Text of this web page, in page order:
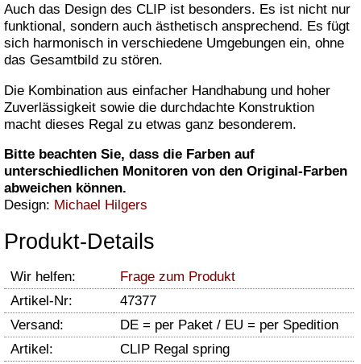
Auch das Design des CLIP ist besonders. Es ist nicht nur
funktional, sondern auch ästhetisch ansprechend. Es fügt
sich harmonisch in verschiedene Umgebungen ein, ohne
das Gesamtbild zu stören.
Die Kombination aus einfacher Handhabung und hoher
Zuverlässigkeit sowie die durchdachte Konstruktion
macht dieses Regal zu etwas ganz besonderem.
Bitte beachten Sie, dass die Farben auf
unterschiedlichen Monitoren von den Original-Farben
abweichen können.
Design: Michael Hilgers
Produkt-Details
Wir helfen:
Frage zum Produkt
Artikel-Nr:
47377
Versand:
DE = per Paket / EU = per Spedition
Artikel:
CLIP Regal spring